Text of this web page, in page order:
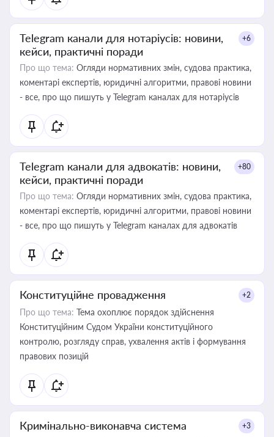
Telegram канали для нотаріусів: новини,
кейси, практичні поради
+6
Про що тема: Огляди нормативних змін, судова практика,
коментарі експертів, юридичні алгоритми, правові новини
- все, про що пишуть у Telegram каналах для нотаріусів
Telegram канали для адвокатів: новини,
кейси, практичні поради
+80
Про що тема: Огляди нормативних змін, судова практика,
коментарі експертів, юридичні алгоритми, правові новини
- все, про що пишуть у Telegram каналах для адвокатів
Конституційне провадження +2
Про що тема: Тема охоплює порядок здійснення
Конституційним Судом України конституційного
контролю, розгляду справ, ухвалення актів і формування
правових позицій
Кримінально-виконавча система +3